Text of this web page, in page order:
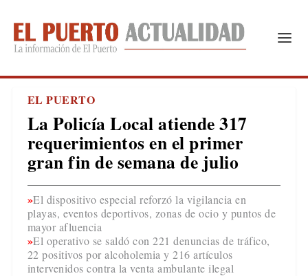
EL PUERTO
La Policía Local atiende 317
requerimientos en el primer
gran fin de semana de julio
El dispositivo especial reforzó la vigilancia en
playas, eventos deportivos, zonas de ocio y puntos de
mayor afluencia
El operativo se saldó con 221 denuncias de tráfico,
22 positivos por alcoholemia y 216 artículos
intervenidos contra la venta ambulante ilegal